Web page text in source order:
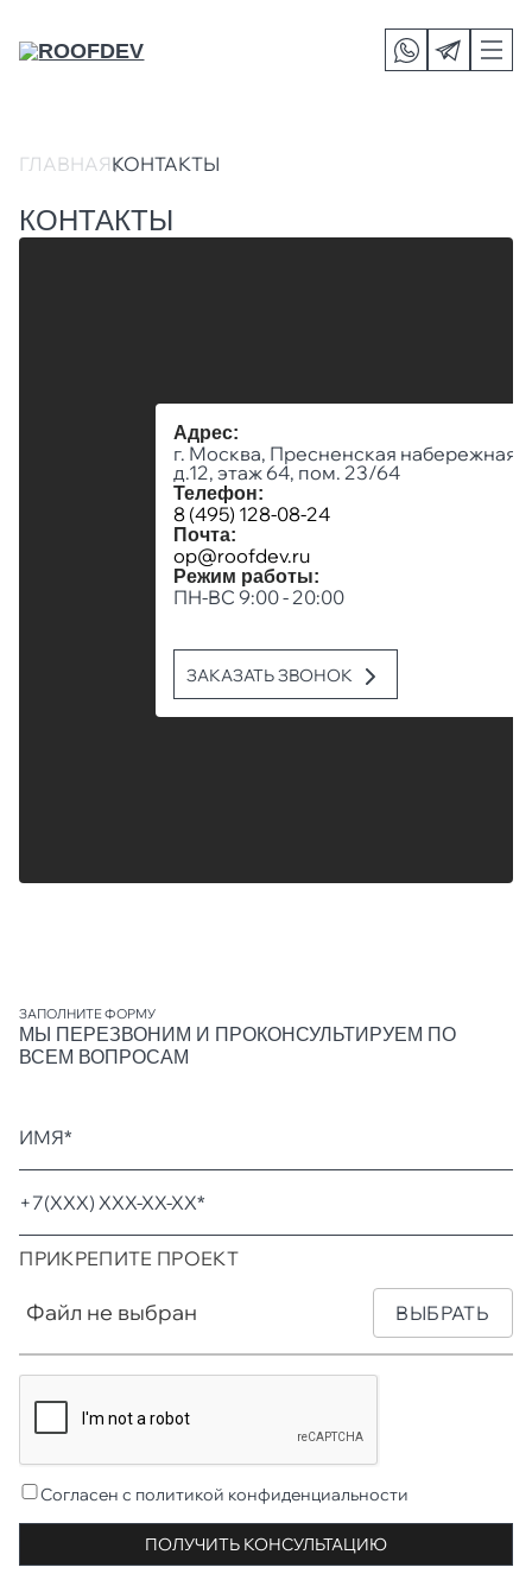
ГЛАВНАЯКОНТАКТЫ
КОНТАКТЫ
Адрес:
г. Москва, Пресненская набережная,
д.12, этаж 64, пом. 23/64
Телефон:
8 (495) 128-08-24
Почта:
op@roofdev.ru
Режим работы:
ПН-ВС 9:00 - 20:00
ЗАКАЗАТЬ ЗВОНОК
ЗАПОЛНИТЕ ФОРМУ
МЫ ПЕРЕЗВОНИМ И ПРОКОНСУЛЬТИРУЕМ ПО
ВСЕМ ВОПРОСАМ
ПРИКРЕПИТЕ ПРОЕКТ
Файл не выбран ВЫБРАТЬ
Согласен с политикой конфиденциальности